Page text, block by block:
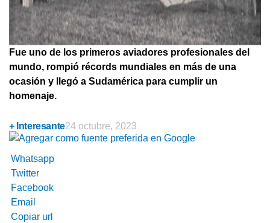
Fue uno de los primeros aviadores profesionales del
mundo, rompió récords mundiales en más de una
ocasión y llegó a Sudamérica para cumplir un
homenaje.
+ Interesante24 octubre, 2023
Whatsapp
Twitter
Facebook
Email
Copiar url